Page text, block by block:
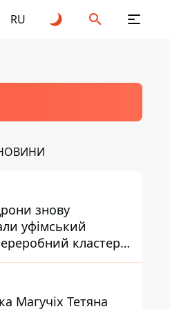
RU
знову
уфімський
кластер -
на недобудову
Магучіх Тетяна